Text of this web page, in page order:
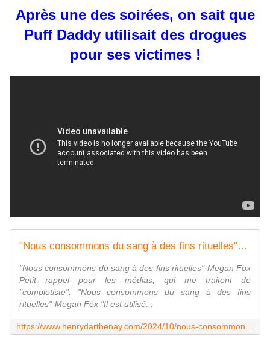
Après une des soirées, on sait que
Puff Daddy utilisait des drogues
pour ses victimes !
"Nous consommons du sang à des fins rituelles"-Megan Fox habituée des soirées "freak of" de Puff Daddy - Vouillé un peu d'Histoire
"Nous consommons du sang à des fins rituelles"-Megan Fox
Petit rappel pour les médias, qui me traitent de
"complotiste". "Nous consommons du sang à des fins
rituelles"-Megan Fox "Il est utilisé...